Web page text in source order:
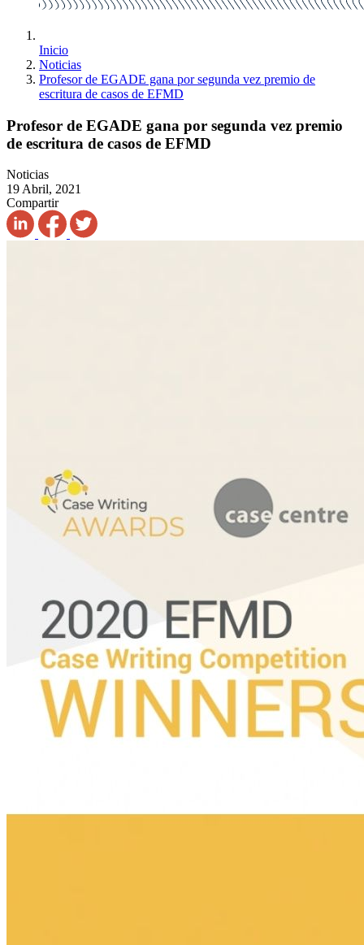
Inicio
Noticias
Profesor de EGADE gana por segunda vez premio de
escritura de casos de EFMD
Profesor de EGADE gana por segunda vez premio
de escritura de casos de EFMD
Noticias
19 Abril, 2021
Compartir